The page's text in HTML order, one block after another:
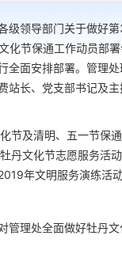
领导部门关于做好
化节保通工作动员部
全面安排部署。管理
站长、党支部书记及
节及清明、五一节保
丹文化节志愿服务活
年文明服务演练活
管理处全面做好牡丹